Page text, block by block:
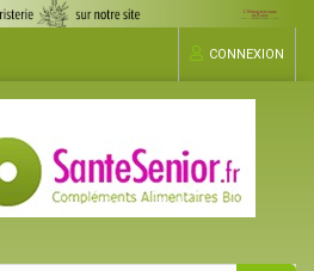
CONNEXION